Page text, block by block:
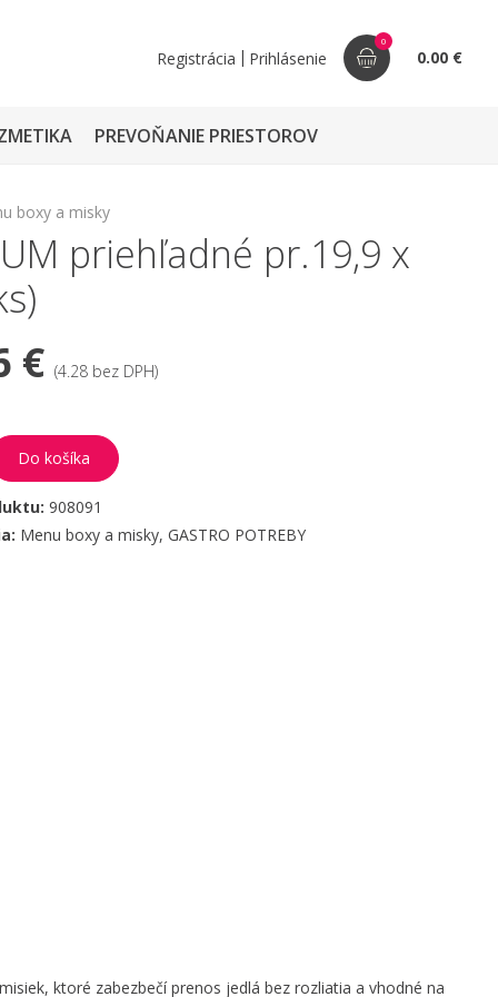
Registrácia | Prihlásenie
0
0.00 €
PREVOŇANIE PRIESTOROV
boxy a misky
priehľadné pr.19,9 x
€(4.28 bez DPH)
Do košíka
908091
Menu boxy a misky,GASTRO POTREBY
ktoré zabezbečí prenos jedlá bez rozliatia a vhodné na